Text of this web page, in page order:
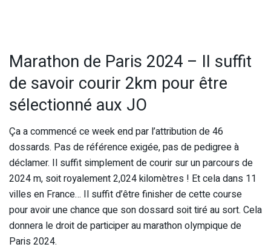
Marathon de Paris 2024 – Il suffit
de savoir courir 2km pour être
sélectionné aux JO
Ça a commencé ce week end par l’attribution de 46
dossards. Pas de référence exigée, pas de pedigree à
déclamer. Il suffit simplement de courir sur un parcours de
2024 m, soit royalement 2,024 kilomètres ! Et cela dans 11
villes en France… Il suffit d’être finisher de cette course
pour avoir une chance que son dossard soit tiré au sort. Cela
donnera le droit de participer au marathon olympique de
Paris 2024.